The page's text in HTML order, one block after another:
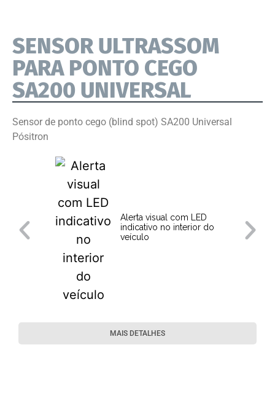
SENSOR ULTRASSOM
PARA PONTO CEGO
SA200 UNIVERSAL
Sensor de ponto cego (blind spot) SA200 Universal
Pósitron
Alerta visual com LED
indicativo no interior do
veículo
MAIS DETALHES